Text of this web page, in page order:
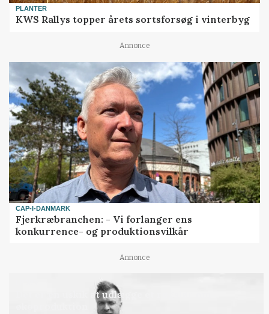
PLANTER
KWS Rallys topper årets sortsforsøg i vinterbyg
Annonce
CAP-I-DANMARK
Fjerkræbranchen: - Vi forlanger ens
konkurrence- og produktionsvilkår
Annonce
Det er en uskik at udlægge et røgslør om